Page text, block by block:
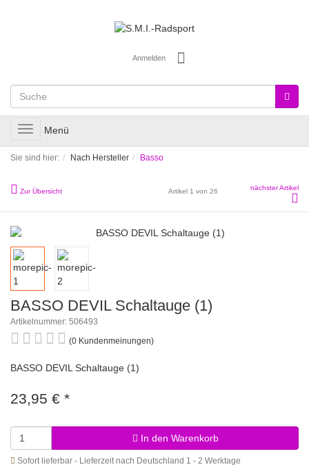
Anmelden
Toggle
navigation
Menü
Sie sind hier: Nach Hersteller Basso
Zur Übersicht Artikel 1 von 26 nächster Artikel
BASSO DEVIL Schaltauge (1)
Artikelnummer: 506493
(0 Kundenmeinungen)
BASSO DEVIL Schaltauge (1)
23,95 € *
In den Warenkorb
Sofort lieferbar - Lieferzeit nach Deutschland 1 - 2 Werktage